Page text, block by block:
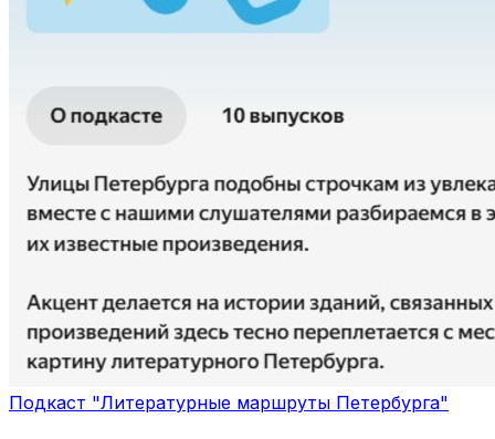
Подкаст "Литературные маршруты Петербурга"